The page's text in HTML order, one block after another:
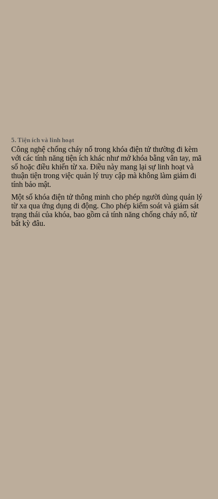
5. Tiện ích và linh hoạt
Công nghệ chống cháy nổ trong khóa điện tử thường đi kèm
với các tính năng tiện ích khác như mở khóa bằng vân tay, mã
số hoặc điều khiển từ xa. Điều này mang lại sự linh hoạt và
thuận tiện trong việc quản lý truy cập mà không làm giảm đi
tính bảo mật.
Một số khóa điện tử thông minh cho phép người dùng quản lý
từ xa qua ứng dụng di động. Cho phép kiểm soát và giám sát
trạng thái của khóa, bao gồm cả tính năng chống cháy nổ, từ
bất kỳ đâu.